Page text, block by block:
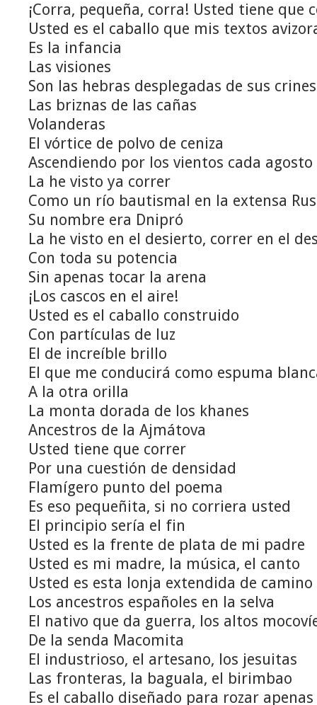
¡Corra, pequeña, corra! Usted tiene que
Usted es el caballo que mis textos
Es la infancia
Las visiones
Son las hebras desplegadas de sus crines
Las briznas de las cañas
Volanderas
El vórtice de polvo de ceniza
Ascendiendo por los vientos cada agosto
La he visto ya correr
Como un río bautismal en la extensa Rus
Su nombre era Dnipró
La he visto en el desierto, correr en el
Con toda su potencia
Sin apenas tocar la arena
¡Los cascos en el aire!
Usted es el caballo construido
Con partículas de luz
El de increíble brillo
El que me conducirá como espuma
A la otra orilla
La monta dorada de los khanes
Ancestros de la Ajmátova
Usted tiene que correr
Por una cuestión de densidad
Flamígero punto del poema
Es eso pequeñita, si no corriera usted
El principio sería el fin
Usted es la frente de plata de mi padre
Usted es mi madre, la música, el canto
Usted es esta lonja extendida de camino
Los ancestros españoles en la selva
El nativo que da guerra, los altos
De la senda Macomita
El industrioso, el artesano, los jesuitas
Las fronteras, la baguala, el birimbao
Es el caballo diseñado para rozar apenas